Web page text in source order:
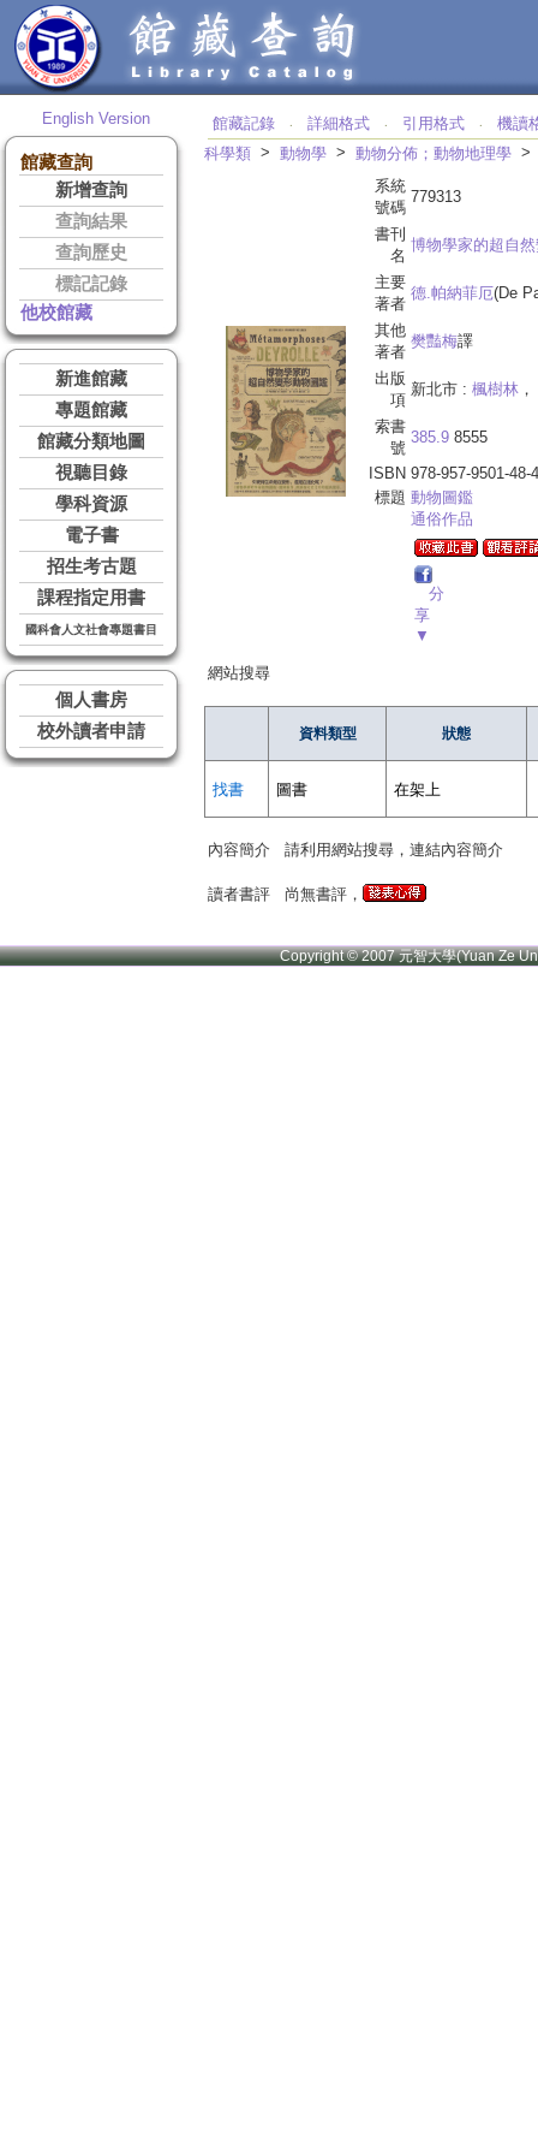
English Version
館藏查詢
新增查詢
查詢結果
查詢歷史
標記記錄
他校館藏
新進館藏
專題館藏
館藏分類地圖
視聽目錄
學科資源
電子書
招生考古題
課程指定用書
國科會人文社會專題書目
個人書房
校外讀者申請
館藏記錄 ‧ 詳細格式 ‧ 引用格式 ‧
機讀
科學類 > 動物學 > 動物分佈；動物地理學
系統
號碼
779313
書刊
名
博物學家的超自
主要
著者
德.帕納菲厄(De
其他
著者
樊豔梅譯
出版
項
新北市 : 楓樹林
索書
號
385.9 8555
ISBN 978-957-9501-48-4
標題 動物圖鑑
通俗作品
分
享
▼
網站搜尋
資料類型 狀態
找書 圖書 在架上
內容簡介 請利用網站搜尋，連結內容簡介
讀者書評 尚無書評，
Copyright © 2007 元智大學(Yuan Ze